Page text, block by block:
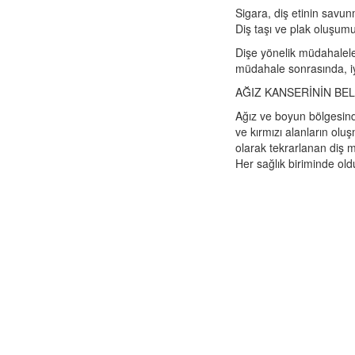
Sigara, diş etinin
Diş taşı ve plak
Dişe yönelik
müdahale sonrasında,
AĞIZ KANSERİNİN
Ağız ve boyun
ve kırmızı alanların
olarak tekrarlanan diş
Her sağlık biriminde